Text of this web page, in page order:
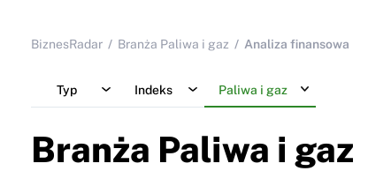
BiznesRadar Branża Paliwa i gaz Analiza finansowa
Typ Indeks Paliwa i gaz
Branża Paliwa i gaz